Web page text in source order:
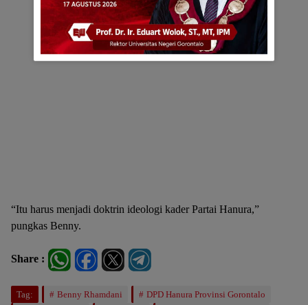
“Itu harus menjadi doktrin ideologi kader Partai Hanura,”
pungkas Benny.
Share :
Tag: Benny Rhamdani
DPD Hanura Provinsi Gorontalo